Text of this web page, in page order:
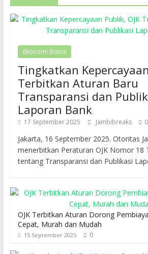
Ekonomi Bisnis
Tingkatkan
Terbitkan Aturan Baru
Transparansi dan
Laporan Bank
17 September 2025 Jambibreaks 0
Jakarta, 16 September 2025. Otoritas
menerbitkan Peraturan OJK Nomor 18
tentang Transparansi dan Publikasi
OJK Terbitkan Aturan Dorong
Cepat, Murah dan Mudah
15 September 2025 0